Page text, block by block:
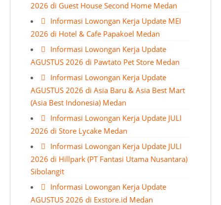
2026 di Guest House Second Home Medan
Informasi Lowongan Kerja Update MEI
2026 di Hotel & Cafe Papakoel Medan
Informasi Lowongan Kerja Update
AGUSTUS 2026 di Pawtato Pet Store Medan
Informasi Lowongan Kerja Update
AGUSTUS 2026 di Asia Baru & Asia Best Mart
(Asia Best Indonesia) Medan
Informasi Lowongan Kerja Update JULI
2026 di Store Lycake Medan
Informasi Lowongan Kerja Update JULI
2026 di Hillpark (PT Fantasi Utama Nusantara)
Sibolangit
Informasi Lowongan Kerja Update
AGUSTUS 2026 di Exstore.id Medan